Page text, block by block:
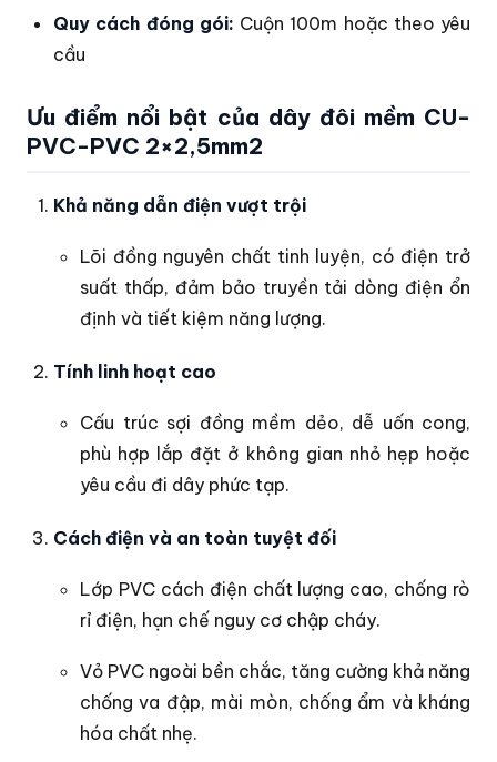
Quy cách đóng gói: Cuộn 100m hoặc theo yêu
cầu
Ưu điểm nổi bật của dây đôi mềm CU-
PVC-PVC 2×2,5mm2
Khả năng dẫn điện vượt trội
Lõi đồng nguyên chất tinh luyện, có điện trở
suất thấp, đảm bảo truyền tải dòng điện ổn
định và tiết kiệm năng lượng.
Tính linh hoạt cao
Cấu trúc sợi đồng mềm dẻo, dễ uốn cong,
phù hợp lắp đặt ở không gian nhỏ hẹp hoặc
yêu cầu đi dây phức tạp.
Cách điện và an toàn tuyệt đối
Lớp PVC cách điện chất lượng cao, chống rò
rỉ điện, hạn chế nguy cơ chập cháy.
Vỏ PVC ngoài bền chắc, tăng cường khả năng
chống va đập, mài mòn, chống ẩm và kháng
hóa chất nhẹ.